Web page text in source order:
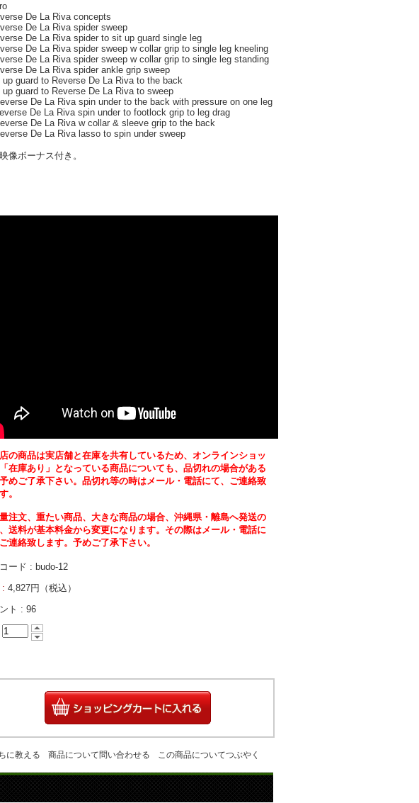
De La Riva concepts
De La Riva spider sweep
De La Riva spider to sit up guard single leg
De La Riva spider sweep w collar grip to single leg kneeling
De La Riva spider sweep w collar grip to single leg standing
De La Riva spider ankle grip sweep
up guard to Reverse De La Riva to the back
guard to Reverse De La Riva to sweep
De La Riva spin under to the back with pressure on one leg
De La Riva spin under to footlock grip to leg drag
De La Riva w collar & sleeve grip to the back
De La Riva lasso to spin under sweep
像ボーナス付き。
の商品は実店舗と在庫を共有しているため、オンラインショッ
在庫あり」となっている商品についても、品切れの場合がある
めご了承下さい。品切れ等の時はメール・電話にて、ご連絡致
。
注文、重たい商品、大きな商品の場合、沖縄県・離島へ発送の
送料が基本料金から変更になります。その際はメール・電話に
連絡致します。予めご了承下さい。
ード : budo-12
: 4,827円（税込）
ト : 96
に教える 商品について問い合わせる この商品についてつぶやく